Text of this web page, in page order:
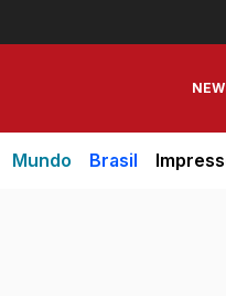
Mundo Brasil